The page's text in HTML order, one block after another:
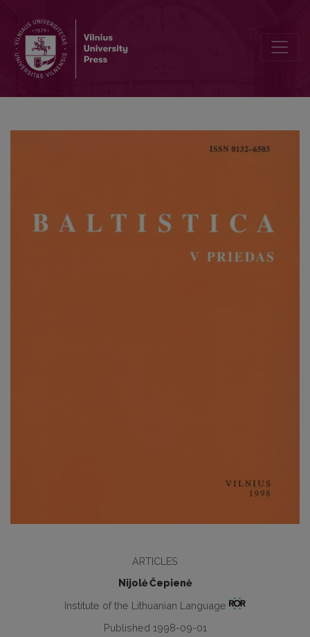
ARTICLES
Nijolė Čepienė
Institute of the Lithuanian Language
Published 1998-09-01